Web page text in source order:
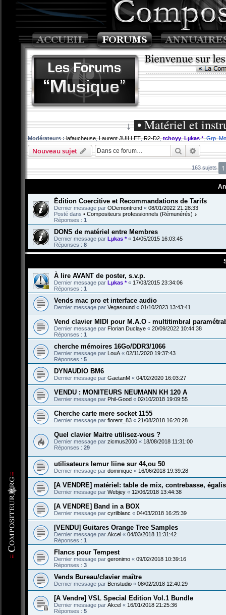
↓ • Matériel et
Modérateurs : lafaucheuse,Laurent JUILLET,R2-D2,tchoyy,Lµkas *,Grp.
Nouveau sujet Rechercher
163 sujets 1
Édition Coercitive et Recommandations de Tarifs
Dernier message par ODemontrond « 08/01/2022 21:28:33
Posté dans • Compositeurs professionnels (Rémunérés) ♪
Réponses : 1
DONS de matériel entre Membres
Dernier message par Lµkas *« 14/05/2015 16:03:45
Réponses : 8
À lire AVANT de poster, s.v.p.
Dernier message par Lµkas *« 17/03/2015 23:34:06
Réponses : 1
Vends mac pro et interface audio
Dernier message par Vegasound « 01/10/2023 13:43:41
Vend clavier MIDI pour M.A.O - multitimbral
Dernier message par Florian Duclaye « 20/09/2022 10:44:38
Réponses : 1
cherche mémoires 16Go/DDR3/1066
Dernier message par LouA « 02/11/2020 19:37:43
Réponses : 5
DYNAUDIO BM6
Dernier message par GaetanM « 04/02/2020 16:03:27
VENDU : MONITEURS NEUMANN KH 120 A
Dernier message par Phil-Good « 02/10/2018 19:09:55
Cherche carte mere socket 1155
Dernier message par florent_83 « 21/08/2018 16:20:28
Quel clavier Maitre utilisez-vous ?
Dernier message par zicmus2000 « 18/08/2018 11:31:00
Réponses : 29
utilisateurs lemur liine sur 44,ou 50
Dernier message par dominique « 16/06/2018 19:39:28
[A VENDRE] matériel: table de mix, contrebasse,
Dernier message par Webjey « 12/06/2018 13:44:38
[A VENDRE] Band in a BOX
Dernier message par cyrilblanc « 04/03/2018 16:25:39
[VENDU] Guitares Orange Tree Samples
Dernier message par Akcel « 04/03/2018 11:31:42
Réponses : 1
Flancs pour Tempest
Dernier message par geronimo « 09/02/2018 10:39:16
Réponses : 3
Vends Bureau/clavier maître
Dernier message par Benstudio « 08/02/2018 12:40:29
[A Vendre] VSL Special Edition Vol.1 Bundle
Dernier message par Akcel « 16/01/2018 21:25:36
Réponses : 5